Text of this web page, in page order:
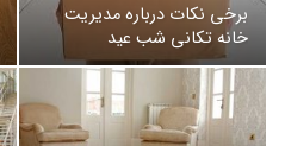
برخی نکات درباره مدیریت
خانه تکانی شب عید